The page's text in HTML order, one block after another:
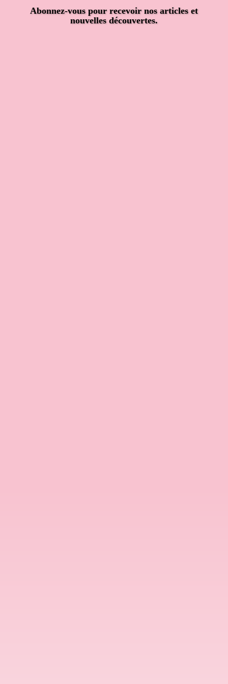
Abonnez-vous pour recevoir nos articles et
nouvelles découvertes.